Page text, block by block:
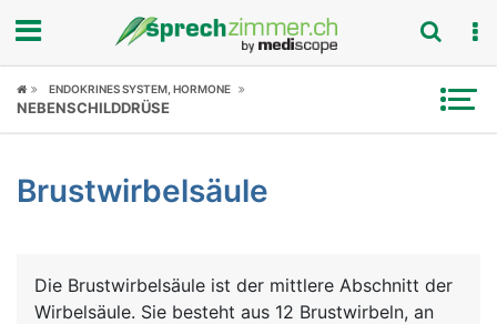
Fokus
Symptome
News
ENDOKRINES SYSTEM, HORMONE
NEBENSCHILDDRÜSE
Brustwirbelsäule
Die Brustwirbelsäule ist der mittlere Abschnitt der
Wirbelsäule. Sie besteht aus 12 Brustwirbeln, an